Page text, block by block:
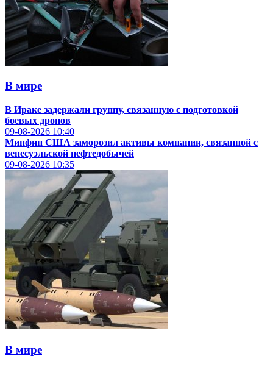
В мире
В Ираке задержали группу, связанную с подготовкой
боевых дронов
09-08-2026 10:40
Минфин США заморозил активы компании, связанной с
венесуэльской нефтедобычей
09-08-2026 10:35
В мире